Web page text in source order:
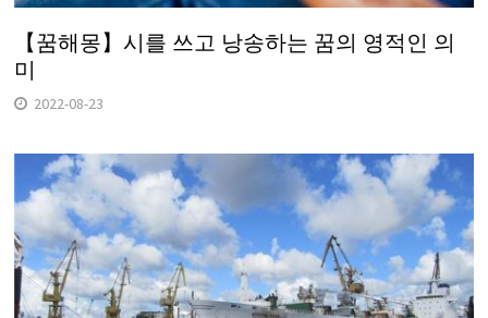
【꿈해몽】시를 쓰고 낭송하는 꿈의 영적인 의
미
2022-08-23